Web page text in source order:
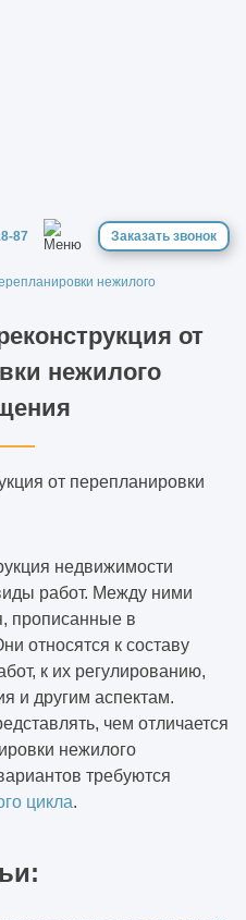
87 Заказать звонок
нежилого
от
нежилого
недвижимости
работ. Между ними
прописанные в
относятся к составу
к их регулированию,
и другим аспектам.
чем отличается
нежилого
требуются
цикла.